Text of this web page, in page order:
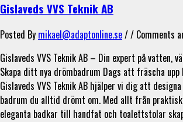
Gislaveds VVS Teknik AB
Posted By mikael@adaptonline.se/ / Comments
Gislaveds VVS Teknik AB – Din expert på vatten,
Skapa ditt nya drömbadrum Dags att fräscha upp
Gislaveds VVS Teknik AB hjälper vi dig att
badrum du alltid drömt om. Med allt från
eleganta badkar till handfat och toalettstolar